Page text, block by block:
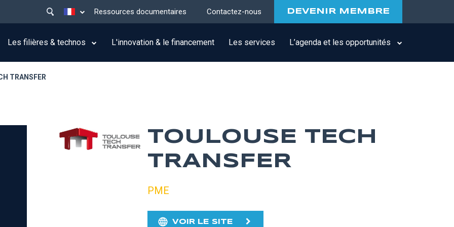
Lister les actions supplémentaires
menu
top
Ressources documentaires Contactez-nous DEVENIR MEMBRE
Les filières & technos L'innovation & le financement Les services L’agenda et les opportunités
TRANSFER
TOULOUSE TECH
TRANSFER
PME
VOIR LE SITE